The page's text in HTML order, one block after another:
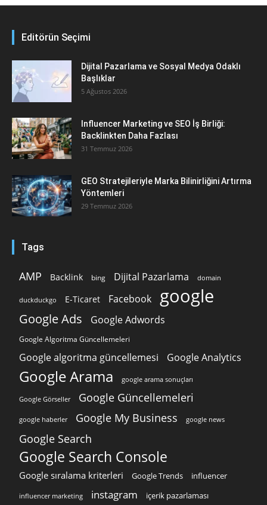
Editörün Seçimi
Dijital Pazarlama ve Sosyal Medya Odaklı
Başlıklar
5 Ağustos 2026
Influencer Marketing ve SEO İş Birliği:
Backlinkten Daha Fazlası
31 Temmuz 2026
GEO Stratejileriyle Marka Bilinirliğini Artırma
Yöntemleri
29 Temmuz 2026
Tags
AMP Backlink bing Dijital Pazarlama domain
duckduckgo E-Ticaret Facebook google
Google Ads Google Adwords
Google Algoritma Güncellemeleri
Google algoritma güncellemesi Google Analytics
Google Arama google arama sonuçları
Google Görseller Google Güncellemeleri
google haberler Google My Business google news
Google Search
Google Search Console
Google sıralama kriterleri Google Trends influencer
influencer marketing instagram içerik pazarlaması